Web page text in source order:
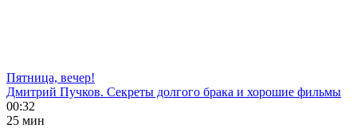
Пятница, вечер!
Дмитрий Пучков. Секреты долгого брака и хорошие фильмы
00:32
25 мин